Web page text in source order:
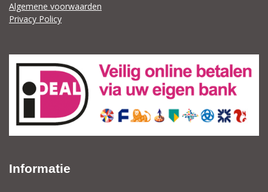
Algemene voorwaarden
Privacy Policy
Informatie